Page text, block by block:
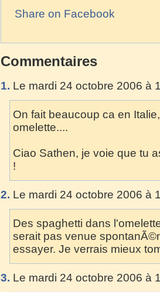
Share on Facebook
Commentaires
1. Le mardi 24 octobre 2006 à
On fait beaucoup ca en
omelette....
Ciao Sathen, je voie que tu
!
2. Le mardi 24 octobre 2006 à
Des spaghetti dans
serait pas venue
essayer. Je verrais mieux
3. Le mardi 24 octobre 2006 à